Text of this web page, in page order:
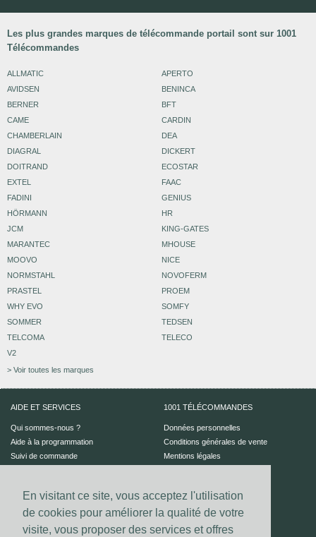
En visitant ce site, vous acceptez l'utilisation
de cookies pour améliorer la qualité de votre
visite, vous proposer des services et offres
Les plus grandes marques de télécommande portail sont sur 1001
Télécommandes
ALLMATIC
APERTO
AVIDSEN
BENINCA
BERNER
BFT
CAME
CARDIN
CHAMBERLAIN
DEA
DIAGRAL
DICKERT
DOITRAND
ECOSTAR
EXTEL
FAAC
FADINI
GENIUS
HÖRMANN
HR
JCM
KING-GATES
MARANTEC
MHOUSE
MOOVO
NICE
NORMSTAHL
NOVOFERM
PRASTEL
PROEM
WHY EVO
SOMFY
SOMMER
TEDSEN
TELCOMA
TELECO
V2
> Voir toutes les marques
AIDE ET SERVICES
Qui sommes-nous ?
Aide à la programmation
Suivi de commande
1001 TÉLÉCOMMANDES
Données personnelles
Conditions générales de vente
Mentions légales
UN CONSEIL ?
Nous contacter